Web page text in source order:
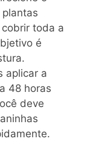
toda a
é
aplicar a
48 horas
deve